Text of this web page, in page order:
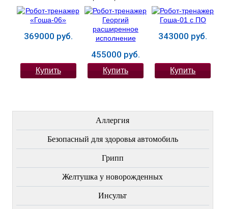
369000 руб.
Купить
455000 руб.
Купить
343000 руб.
Купить
Аллергия
Безопасный для здоровья автомобиль
Грипп
Желтушка у новорожденных
Инсульт